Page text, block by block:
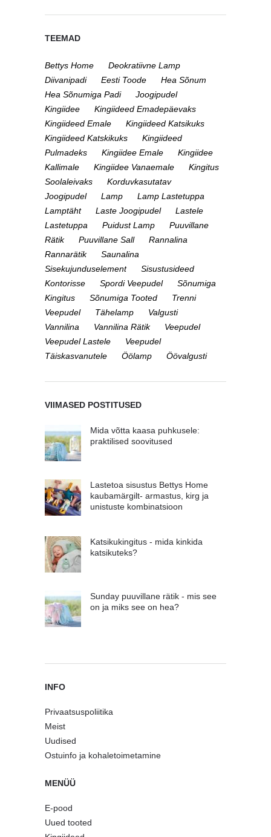
TEEMAD
Bettys Home
Deokratiivne Lamp
Diivanipadi
Eesti Toode
Hea Sõnum
Hea Sõnumiga Padi
Joogipudel
Kingiidee
Kingiideed Emadepäevaks
Kingiideed Emale
Kingiideed Katsikuks
Kingiideed Katskikuks
Kingiideed
Pulmadeks
Kingiidee Emale
Kingiidee
Kallimale
Kingiidee Vanaemale
Kingitus
Soolaleivaks
Korduvkasutatav
Joogipudel
Lamp
Lamp Lastetuppa
Lamptäht
Laste Joogipudel
Lastele
Lastetuppa
Puidust Lamp
Puuvillane
Rätik
Puuvillane Sall
Rannalina
Rannarätik
Saunalina
Sisekujunduselement
Sisustusideed
Kontorisse
Spordi Veepudel
Sõnumiga
Kingitus
Sõnumiga Tooted
Trenni
Veepudel
Tähelamp
Valgusti
Vannilina
Vannilina Rätik
Veepudel
Veepudel Lastele
Veepudel
Täiskasvanutele
Öölamp Öövalgusti
VIIMASED POSTITUSED
Mida võtta kaasa puhkusele:
praktilised soovitused
Lastetoa sisustus Bettys Home
kaubamärgilt- armastus, kirg ja
unistuste kombinatsioon
Katsikukingitus - mida kinkida
katsikuteks?
Sunday puuvillane rätik - mis see
on ja miks see on hea?
INFO
Privaatsuspoliitika
Meist
Uudised
Ostuinfo ja kohaletoimetamine
MENÜÜ
E-pood
Uued tooted